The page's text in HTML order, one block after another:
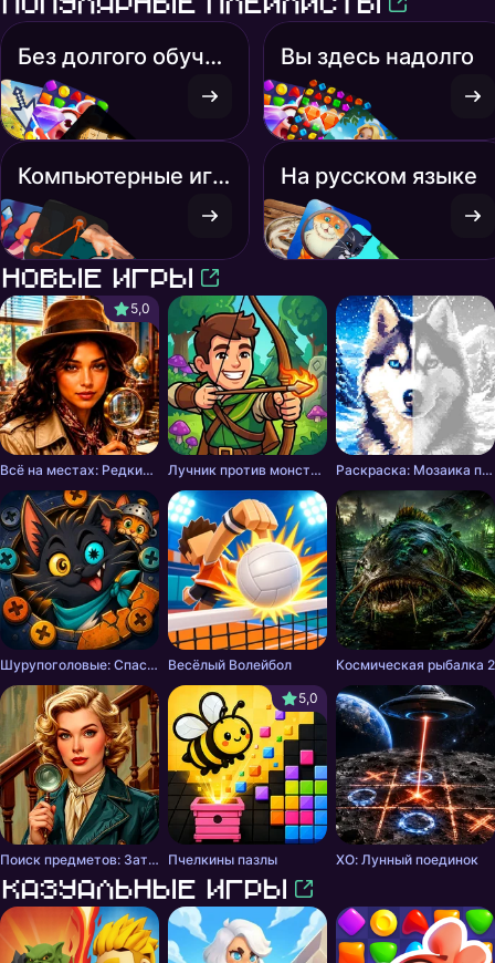
Без долгого обучения
Компьютерные игры
Вы здесь надолго
На русском языке
Новые игры
5,0
Всё на местах: Редкие находки Лучник против монстров Раскраска: Мозаика по Символам
Шурупоголовые: Спасение хвостов Весёлый Волейбол Космическая рыбалка 2
Поиск предметов: Затерянные места
5,0
Пчелкины пазлы ХО: Лунный поединок
Казуальные игры